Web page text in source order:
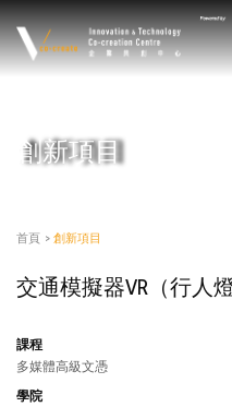
創新項目
首頁 > 創新項目
交通模擬器VR（行人燈
課程
多媒體高級文憑
學院